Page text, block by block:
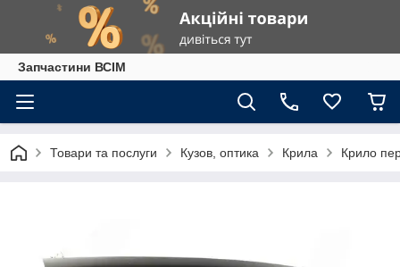
Запчастини ВСІМ
Товари та послуги Кузов, оптика Крила Крило